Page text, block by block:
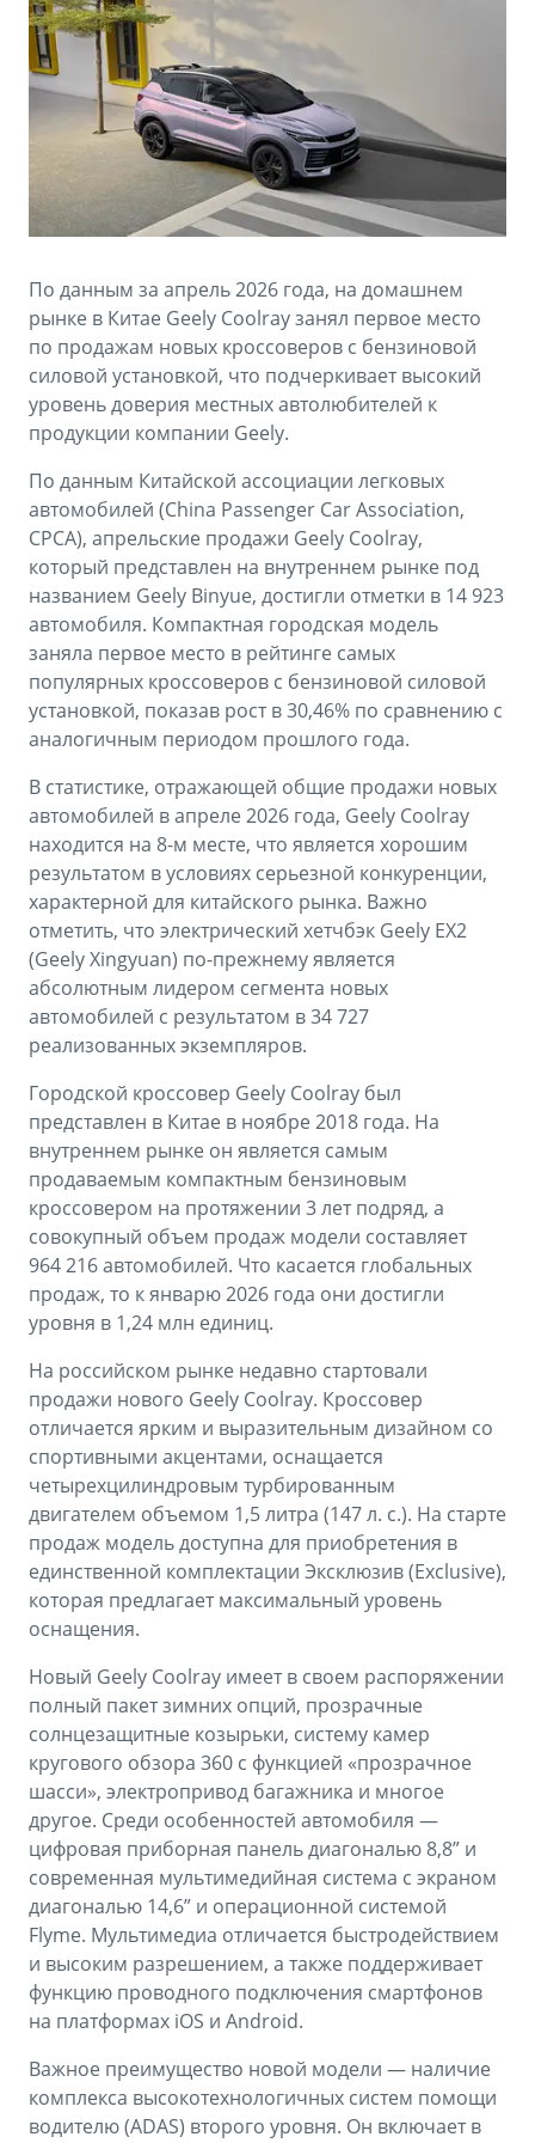
OKAVANGO
от 3 429 990 ₽*
MONJARO
от 4 349 990 ₽*
от 3 079 990 ₽* от 3 769 990 ₽*
Аксессуары
Зарядные устройства
ФИНАНСЫ И УСЛУГИ
Автокредит
Расчет КАСКО
Страхование
GEELY Лизинг
Советы по эксплуатации
Спецпредложения
ПОДДЕРЖКА
Помощь на дорогах
Гарантия Geely
Сервисная книжка
Вопросы и ответы
По данным за апрель 2026 года, на домашнем
рынке в Китае Geely Coolray занял первое место
по продажам новых кроссоверов с бензиновой
силовой установкой, что подчеркивает высокий
уровень доверия местных автолюбителей к
продукции компании Geely.
По данным Китайской ассоциации легковых
автомобилей (China Passenger Car Association,
CPCA), апрельские продажи Geely Coolray,
который представлен на внутреннем рынке под
названием Geely Binyue, достигли отметки в 14 923
автомобиля. Компактная городская модель
заняла первое место в рейтинге самых
популярных кроссоверов с бензиновой силовой
установкой, показав рост в 30,46% по сравнению с
аналогичным периодом прошлого года.
В статистике, отражающей общие продажи новых
автомобилей в апреле 2026 года, Geely Coolray
находится на 8-м месте, что является хорошим
результатом в условиях серьезной конкуренции,
характерной для китайского рынка. Важно
отметить, что электрический хетчбэк Geely EX2
(Geely Xingyuan) по-прежнему является
абсолютным лидером сегмента новых
автомобилей с результатом в 34 727
реализованных экземпляров.
Городской кроссовер Geely Coolray был
представлен в Китае в ноябре 2018 года. На
внутреннем рынке он является самым
продаваемым компактным бензиновым
кроссовером на протяжении 3 лет подряд, а
совокупный объем продаж модели составляет
964 216 автомобилей. Что касается глобальных
продаж, то к январю 2026 года они достигли
уровня в 1,24 млн единиц.
На российском рынке недавно стартовали
продажи нового Geely Coolray. Кроссовер
отличается ярким и выразительным дизайном со
спортивными акцентами, оснащается
четырехцилиндровым турбированным
двигателем объемом 1,5 литра (147 л. с.). На старте
продаж модель доступна для приобретения в
единственной комплектации Эксклюзив (Exclusive),
которая предлагает максимальный уровень
оснащения.
Новый Geely Coolray имеет в своем распоряжении
полный пакет зимних опций, прозрачные
солнцезащитные козырьки, систему камер
кругового обзора 360 с функцией «прозрачное
шасси», электропривод багажника и многое
другое. Среди особенностей автомобиля —
цифровая приборная панель диагональю 8,8” и
современная мультимедийная система с экраном
диагональю 14,6” и операционной системой
Flyme. Мультимедиа отличается быстродействием
и высоким разрешением, а также поддерживает
функцию проводного подключения смартфонов
на платформах iOS и Android.
Важное преимущество новой модели — наличие
комплекса высокотехнологичных систем помощи
водителю (ADAS) второго уровня. Он включает в